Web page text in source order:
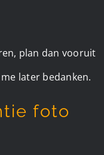
plan dan vooruit
later bedanken.
foto